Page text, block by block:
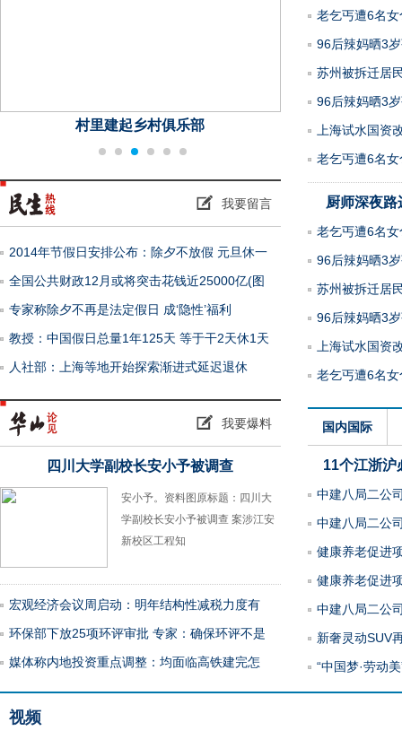
村里建起乡村俱乐部 学习英雄郑
我要留言
2014年节假日安排公布：除夕不放假 元旦休一
全国公共财政12月或将突击花钱近25000亿(图
专家称除夕不再是法定假日 成‘隐性’福利
教授：中国假日总量1年125天 等于干2天休1天
人社部：上海等地开始探索渐进式延迟退休
我要爆料
四川大学副校长安小予被调查
安小予。资料图原标题：四川大
学副校长安小予被调查 案涉江安
新校区工程知
宏观经济会议周启动：明年结构性减税力度有
环保部下放25项环评审批 专家：确保环评不是
媒体称内地投资重点调整：均面临高铁建完怎
老乞丐遭6名女
96后辣妈晒3
苏州被拆迁居
96后辣妈晒3
上海试水国资
老乞丐遭6名女
厨师深夜
老乞丐遭6名女
96后辣妈晒3
苏州被拆迁居
96后辣妈晒3
上海试水国资
老乞丐遭6名女
国内国际
11个江浙沪
中建八局二公
中建八局二公
健康养老促进
健康养老促进
中建八局二公
新奢灵动SUV
“中国梦·劳动
青岛一“钉子房”四周被挖空 成“孤 男孩
视频